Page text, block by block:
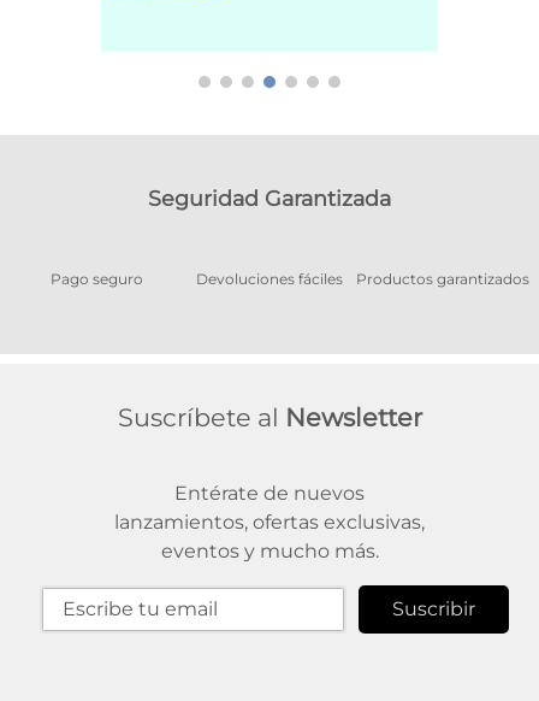
Seguridad Garantizada
Pago seguro Devoluciones fáciles Productos garantizados
Suscríbete al Newsletter
Entérate de nuevos
lanzamientos, ofertas exclusivas,
eventos y mucho más.
Suscribir